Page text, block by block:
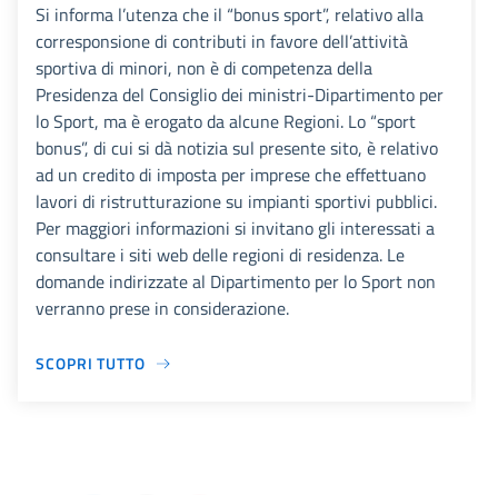
Si informa l’utenza che il “bonus sport”, relativo alla
corresponsione di contributi in favore dell’attività
sportiva di minori, non è di competenza della
Presidenza del Consiglio dei ministri-Dipartimento per
lo Sport, ma è erogato da alcune Regioni. Lo “sport
bonus”, di cui si dà notizia sul presente sito, è relativo
ad un credito di imposta per imprese che effettuano
lavori di ristrutturazione su impianti sportivi pubblici.
Per maggiori informazioni si invitano gli interessati a
consultare i siti web delle regioni di residenza. Le
domande indirizzate al Dipartimento per lo Sport non
verranno prese in considerazione.
SCOPRI TUTTO